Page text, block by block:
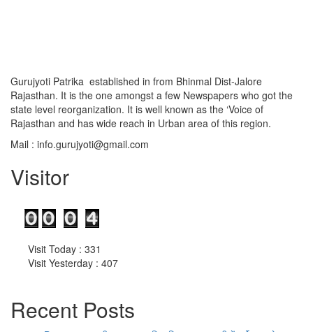
Gurujyoti Patrika established in from Bhinmal Dist-Jalore
Rajasthan. It is the one amongst a few Newspapers who got the
state level reorganization. It is well known as the ‘Voice of
Rajasthan and has wide reach in Urban area of this region.
Mail : info.gurujyoti@gmail.com
Visitor
Visit Today : 331
Visit Yesterday : 407
Recent Posts